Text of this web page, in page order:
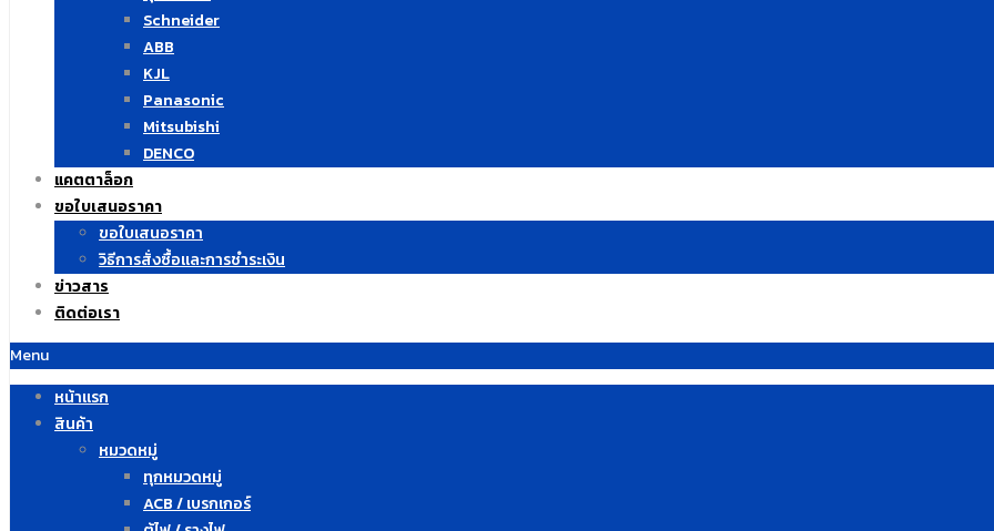
Schneider
ABB
KJL
Panasonic
Mitsubishi
DENCO
แคตตาล็อก
ขอใบเสนอราคา
ขอใบเสนอราคา
วิธีการสั่งซื้อและการชำระเงิน
ข่าวสาร
ติดต่อเรา
Menu
หน้าแรก
สินค้า
หมวดหมู่
ทุกหมวดหมู่
ACB / เบรกเกอร์